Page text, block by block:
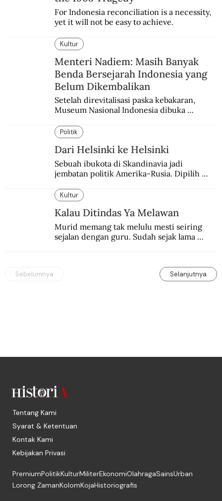
For Indonesia reconciliation is a necessity,
yet it will not be easy to achieve.
Kultur
Menteri Nadiem: Masih Banyak
Benda Bersejarah Indonesia yang
Belum Dikembalikan
Setelah direvitalisasi paska kebakaran,
Museum Nasional Indonesia dibuka
Pameran Repatriasi 2024.
Politik
Dari Helsinki ke Helsinki
Sebuah ibukota di Skandinavia jadi
jembatan politik Amerika-Rusia. Dipilih
Kultur
Kalau Ditindas Ya Melawan
Murid memang tak melulu mesti seiring
sejalan dengan guru. Sudah sejak lama
Sebelumnya Selanjutnya
Tentang Kami
Syarat & Ketentuan
Kontak Kami
Kebijakan Privasi
PremiumPolitikKulturMiliterEkonomiOlahragaSainsUrban
Lorong ZamanKolomKojaHistoriografis